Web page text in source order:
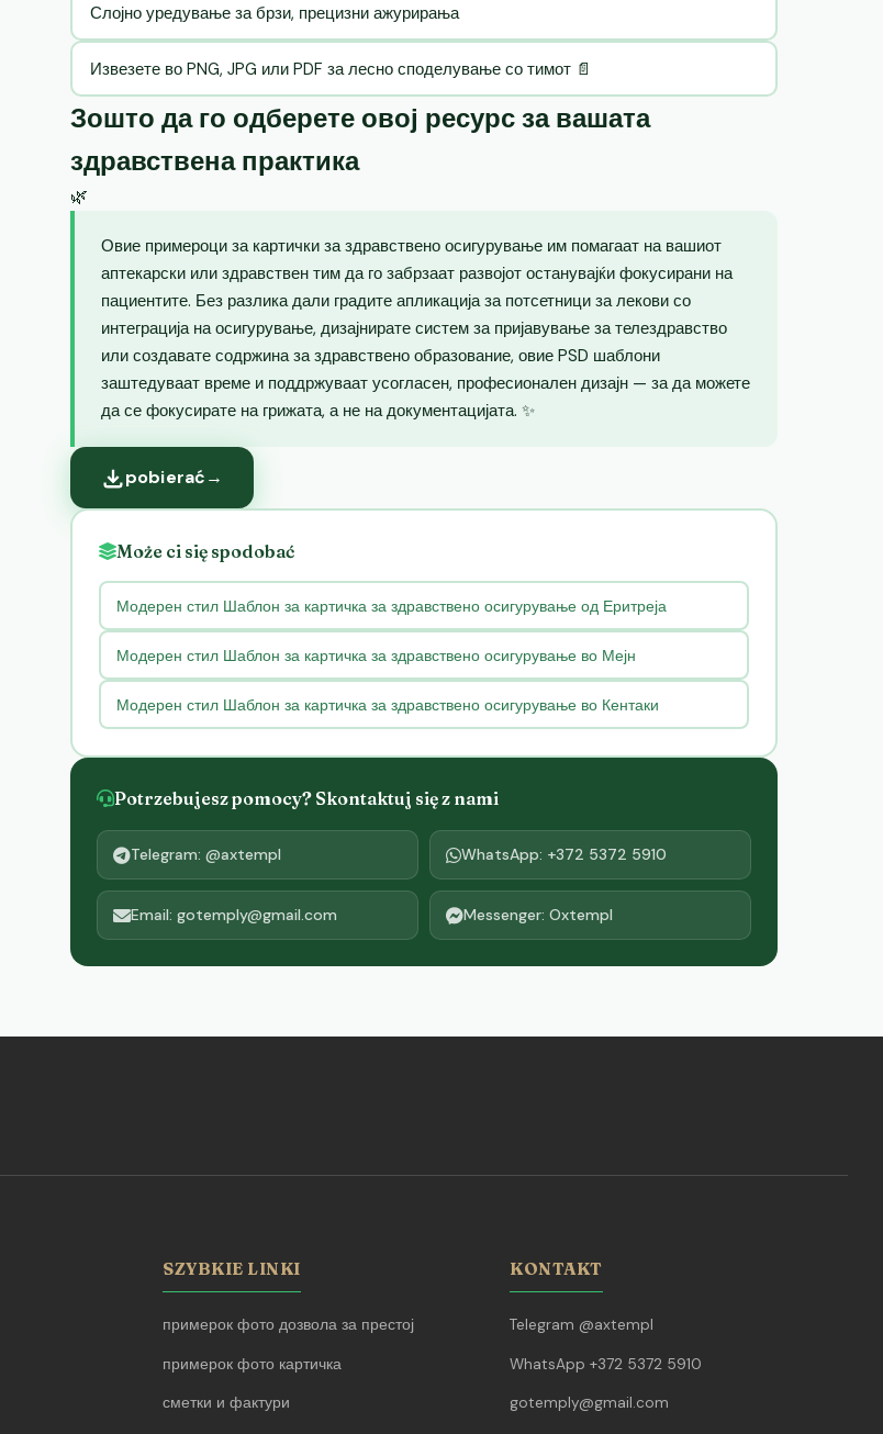
Слојно уредување за брзи, прецизни ажурирања
Извезете во PNG, JPG или PDF за лесно споделување со тимот 📄
Зошто да го одберете овој ресурс за вашата
здравствена практика
🌿
Овие примероци за картички за здравствено осигурување им помагаат на вашиот
аптекарски или здравствен тим да го забрзаат развојот останувајќи фокусирани на
пациентите. Без разлика дали градите апликација за потсетници за лекови со
интеграција на осигурување, дизајнирате систем за пријавување за телездравство
или создавате содржина за здравствено образование, овие PSD шаблони
заштедуваат време и поддржуваат усогласен, професионален дизајн — за да можете
да се фокусирате на грижата, а не на документацијата. ✨
pobierać→
Może ci się spodobać
Модерен стил Шаблон за картичка за здравствено осигурување од Еритреја
Модерен стил Шаблон за картичка за здравствено осигурување во Мејн
Модерен стил Шаблон за картичка за здравствено осигурување во Кентаки
Potrzebujesz pomocy? Skontaktuj się z nami
Telegram: @axtempl WhatsApp: +372 5372 5910
Email: gotemply@gmail.com Messenger: Oxtempl
SZYBKIE LINKI
примерок фото дозвола за престој
примерок фото картичка
сметки и фактури
KONTAKT
Telegram @axtempl
WhatsApp +372 5372 5910
gotemply@gmail.com